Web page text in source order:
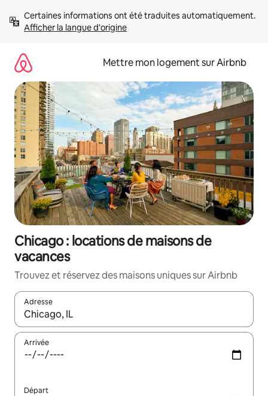
directement
Afficher la langue d'origine
Mettre mon logement sur Airbnb
Chicago : locations de maisons de
vacances
Trouvez et réservez des maisons uniques sur Airbnb
Adresse
Lorsque les résultats s'affichent, utilisez les flèches vers le
Arrivée
Départ